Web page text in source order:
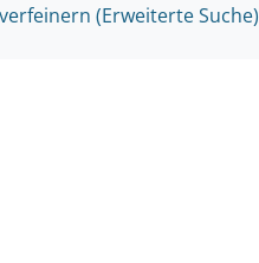
(Erweiterte Suche)